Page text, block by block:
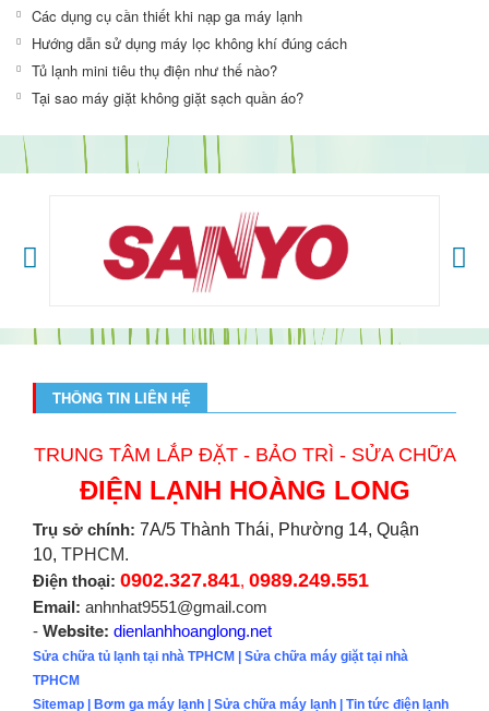
Các dụng cụ cần thiết khi nạp ga máy lạnh
Hướng dẫn sử dụng máy lọc không khí đúng cách
Tủ lạnh mini tiêu thụ điện như thế nào?
Tại sao máy giặt không giặt sạch quần áo?
THÔNG TIN LIÊN HỆ
TRUNG TÂM LẮP ĐẶT - BẢO TRÌ - SỬA CHỮA
ĐIỆN LẠNH HOÀNG LONG
Trụ sở chính: 7A/5 Thành Thái, Phường 14, Quận
10, TPHCM.
Điện thoại: 0902.327.841, 0989.249.551
Email: anhnhat9551@gmail.com
- Website: dienlanhhoanglong.net
Sửa chữa tủ lạnh tại nhà TPHCM | Sửa chữa máy giặt tại nhà
TPHCM
Sitemap | Bơm ga máy lạnh | Sửa chữa máy lạnh | Tin tức điện lạnh